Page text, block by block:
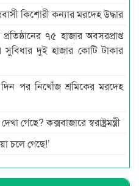
কিশোরী কন্যার মরদেহ উদ্ধার
৭৫ হাজার অবসরপ্রাপ্ত
সুবিধার দুই হাজার কোটি টাকার
পর নিখোঁজ শ্রমিকের মরদেহ
গেছে? কক্সবাজারে স্বরাষ্ট্রমন্ত্রী
চলে গেছে!’